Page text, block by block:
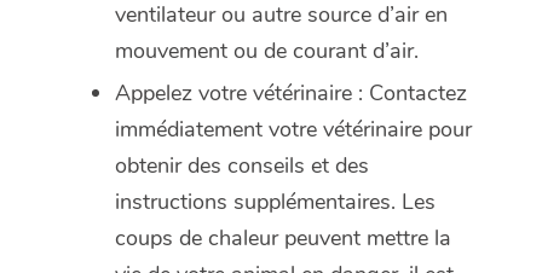
ventilateur ou autre source d’air en
mouvement ou de courant d’air.
Appelez votre vétérinaire : Contactez
immédiatement votre vétérinaire pour
obtenir des conseils et des
instructions supplémentaires. Les
coups de chaleur peuvent mettre la